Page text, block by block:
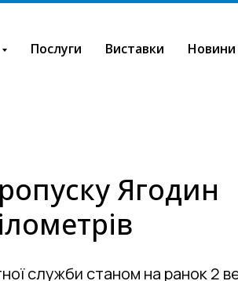
Послуги Виставки Новини
Ягодин
служби станом на ранок 2